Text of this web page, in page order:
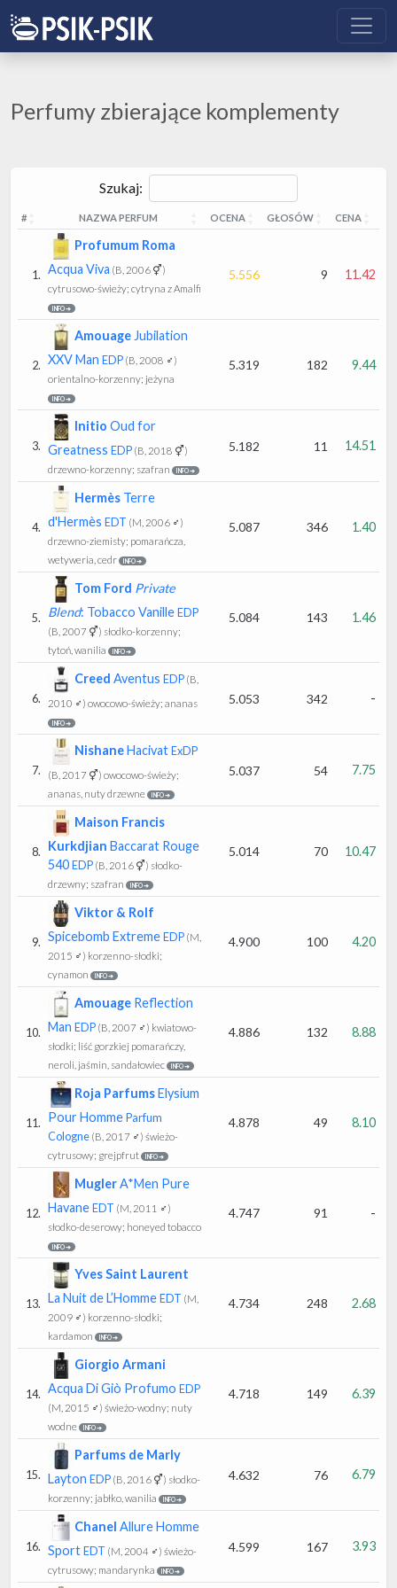
Perfumy zbierające komplementy
Szukaj:
# NAZWA PERFUM OCENA GŁOSÓW
CENA
1.
Profumum Roma
Acqua Viva (B, 2006 ⚥)
cytrusowo-świeży; cytryna z Amalfi
INFO ➔
5.556 9 11.42
2.
Amouage Jubilation
XXV Man EDP (B, 2008 ♂)
orientalno-korzenny; jeżyna
INFO ➔
5.319 182 9.44
3.
Initio Oud for
Greatness EDP (B, 2018 ⚥)
drzewno-korzenny; szafran
INFO ➔
5.182 11 14.51
4.
Hermès Terre
d'Hermès EDT (M, 2006 ♂)
drzewno-ziemisty; pomarańcza,
wetyweria, cedr
INFO ➔
5.087 346 1.40
5.
Tom Ford Private
Blend: Tobacco Vanille EDP
(B, 2007 ⚥) słodko-korzenny;
tytoń, wanilia
INFO ➔
5.084 143 1.46
6.
Creed Aventus EDP (B,
2010 ♂) owocowo-świeży; ananas
INFO ➔
5.053 342 -
7.
NishaneHacivat ExDP
(B, 2017 ⚥) owocowo-świeży;
ananas, nuty drzewne
INFO ➔
5.037 54 7.75
8.
Maison Francis
Kurkdjian Baccarat Rouge
540 EDP (B, 2016 ⚥) słodko-
drzewny; szafran
INFO ➔
5.014 70 10.47
9.
Viktor & Rolf
Spicebomb Extreme EDP (M,
2015 ♂) korzenno-słodki;
cynamon
INFO ➔
4.900 100 4.20
10.
Amouage Reflection
Man EDP (B, 2007 ♂) kwiatowo-
słodki; liść gorzkiej pomarańczy,
neroli, jaśmin, sandałowiec
INFO ➔
4.886 132 8.88
11.
Roja ParfumsElysium
Pour Homme Parfum
Cologne (B, 2017 ♂) świeżo-
cytrusowy; grejpfrut
INFO ➔
4.878 49 8.10
12.
MuglerA*Men Pure
Havane EDT (M, 2011 ♂)
słodko-deserowy; honeyed tobacco
INFO ➔
4.747 91 -
13.
Yves Saint Laurent
La Nuit de L’Homme EDT (M,
2009 ♂) korzenno-słodki;
kardamon
INFO ➔
4.734 248 2.68
14.
Giorgio Armani
Acqua Di Giò Profumo EDP
(M, 2015 ♂) świeżo-wodny; nuty
wodne
INFO ➔
4.718 149 6.39
15.
Parfums de Marly
Layton EDP (B, 2016 ⚥) słodko-
korzenny; jabłko, wanilia
INFO ➔
4.632 76 6.79
16.
Chanel Allure Homme
Sport EDT (M, 2004 ♂) świeżo-
cytrusowy; mandarynka
INFO ➔
4.599 167 3.93